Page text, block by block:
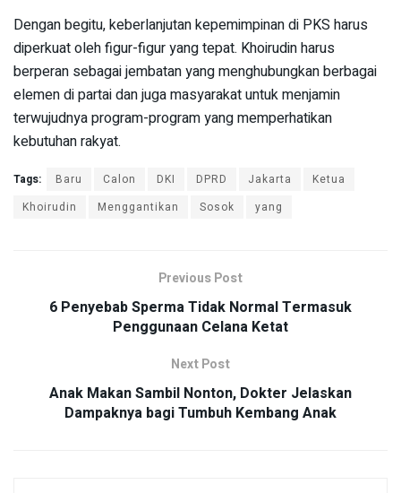
Dengan begitu, keberlanjutan kepemimpinan di PKS harus
diperkuat oleh figur-figur yang tepat. Khoirudin harus
berperan sebagai jembatan yang menghubungkan berbagai
elemen di partai dan juga masyarakat untuk menjamin
terwujudnya program-program yang memperhatikan
kebutuhan rakyat.
Tags: Baru Calon DKI DPRD Jakarta
Ketua
Khoirudin
Menggantikan Sosok yang
Previous Post
6 Penyebab Sperma Tidak Normal Termasuk
Penggunaan Celana Ketat
Next Post
Anak Makan Sambil Nonton, Dokter Jelaskan
Dampaknya bagi Tumbuh Kembang Anak